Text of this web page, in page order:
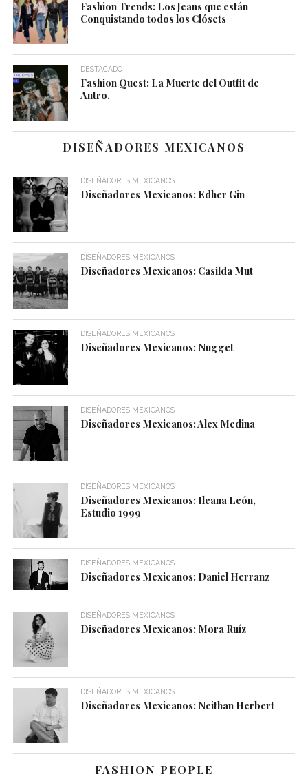
Fashion Trends: Los Jeans que están
Conquistando todos los Clósets
DESTACADO
Fashion Quest: La Muerte del Outfit de
Antro.
DISEÑADORES MEXICANOS
DISEÑADORES MEXICANOS
Diseñadores Mexicanos: Edher Gin
DISEÑADORES MEXICANOS
Diseñadores Mexicanos: Casilda Mut
DISEÑADORES MEXICANOS
Diseñadores Mexicanos: Nugget
DISEÑADORES MEXICANOS
Diseñadores Mexicanos: Alex Medina
DISEÑADORES MEXICANOS
Diseñadores Mexicanos: Ileana León,
Estudio 1999
DISEÑADORES MEXICANOS
Diseñadores Mexicanos: Daniel Herranz
DISEÑADORES MEXICANOS
Diseñadores Mexicanos: Mora Ruíz
DISEÑADORES MEXICANOS
Diseñadores Mexicanos: Neithan Herbert
FASHION PEOPLE